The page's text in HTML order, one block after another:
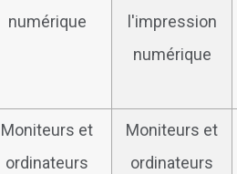
numérique
l'impression
numérique
Moniteurs et
ordinateurs
Moniteurs et
ordinateurs